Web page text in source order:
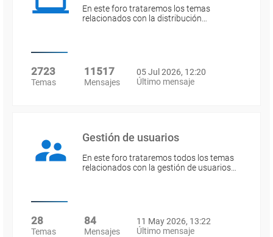
En este foro trataremos los temas
relacionados con la distribución…
2723
Temas
11517
Mensajes
05 Jul 2026, 12:20
Último mensaje
Gestión de usuarios
En este foro trataremos todos los temas
relacionados con la gestión de usuarios…
28
Temas
84
Mensajes
11 May 2026, 13:22
Último mensaje